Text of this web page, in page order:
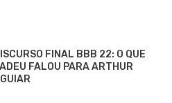
FINAL BBB 22: O QUE
FALOU PARA ARTHUR